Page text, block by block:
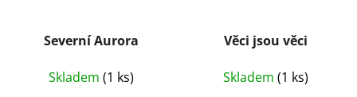
Severní Aurora
Skladem (1 ks)
Věci jsou věci
Skladem (1 ks)